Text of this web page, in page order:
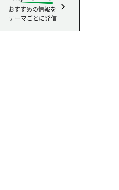
おすすめの情報を
テーマごとに発信